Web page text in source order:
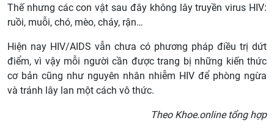
Thế nhưng các con vật sau đây không lây truyền virus HIV:
ruồi, muỗi, chó, mèo, cháy, rận…
Hiện nay HIV/AIDS vẫn chưa có phương pháp điều trị dứt
điểm, vì vậy mỗi người cần được trang bị những kiến thức
cơ bản cũng như nguyên nhân nhiễm HIV để phòng ngừa
và tránh lây lan một cách vô thức.
Theo Khoe.online tổng hợp